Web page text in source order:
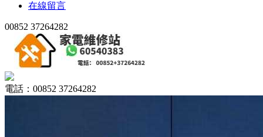
在線留言
00852 37264282
電話：00852 37264282